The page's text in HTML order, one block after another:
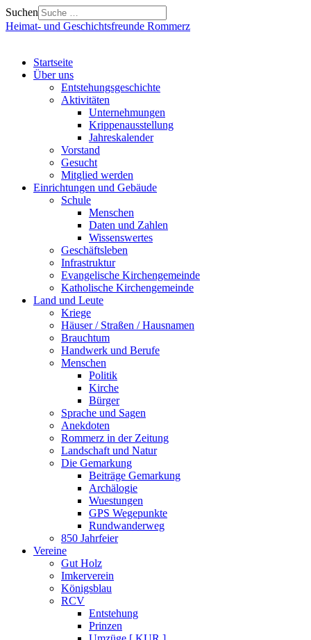
Suchen
Heimat- und Geschichtsfreunde Rommerz
Startseite
Über uns
Entstehungsgeschichte
Aktivitäten
Unternehmungen
Krippenausstellung
Jahreskalender
Vorstand
Gesucht
Mitglied werden
Einrichtungen und Gebäude
Schule
Menschen
Daten und Zahlen
Wissenswertes
Geschäftsleben
Infrastruktur
Evangelische Kirchengemeinde
Katholische Kirchengemeinde
Land und Leute
Kriege
Häuser / Straßen / Hausnamen
Brauchtum
Handwerk und Berufe
Menschen
Politik
Kirche
Bürger
Sprache und Sagen
Anekdoten
Rommerz in der Zeitung
Landschaft und Natur
Die Gemarkung
Beiträge Gemarkung
Archälogie
Wuestungen
GPS Wegepunkte
Rundwanderweg
850 Jahrfeier
Vereine
Gut Holz
Imkerverein
Königsblau
RCV
Entstehung
Prinzen